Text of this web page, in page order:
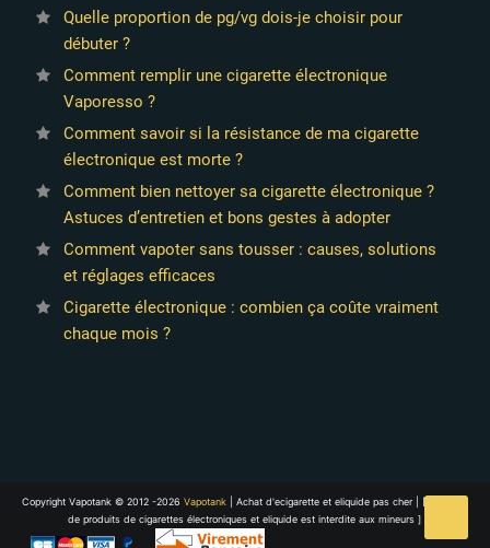
Quelle proportion de pg/vg dois-je choisir pour
débuter ?
Comment remplir une cigarette électronique
Vaporesso ?
Comment savoir si la résistance de ma cigarette
électronique est morte ?
Comment bien nettoyer sa cigarette électronique ?
Astuces d’entretien et bons gestes à adopter
Comment vapoter sans tousser : causes, solutions
et réglages efficaces
Cigarette électronique : combien ça coûte vraiment
chaque mois ?
Copyright Vapotank © 2012 -2026 Vapotank| Achat d'ecigarette et eliquide pas cher | [ La vente
de produits de cigarettes électroniques et eliquide est interdite aux mineurs ]